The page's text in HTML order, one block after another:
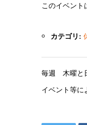
このイベント
カテゴリ:
毎週 木曜と
イベント等に